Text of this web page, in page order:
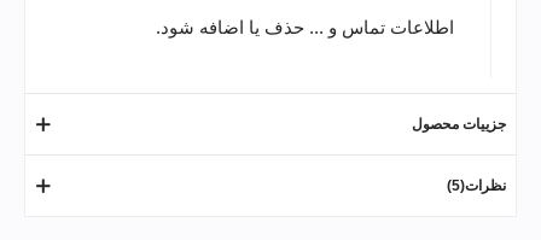
اطلاعات تماس و ... حذف یا اضافه شود.
جزییات محصول
نظرات(5)